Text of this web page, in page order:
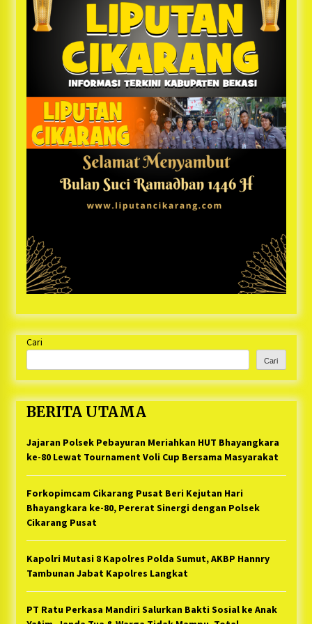
Cari
Cari
BERITA UTAMA
Jajaran Polsek Pebayuran Meriahkan HUT Bhayangkara
ke-80 Lewat Tournament Voli Cup Bersama Masyarakat
Forkopimcam Cikarang Pusat Beri Kejutan Hari
Bhayangkara ke-80, Pererat Sinergi dengan Polsek
Cikarang Pusat
Kapolri Mutasi 8 Kapolres Polda Sumut, AKBP Hannry
Tambunan Jabat Kapolres Langkat
PT Ratu Perkasa Mandiri Salurkan Bakti Sosial ke Anak